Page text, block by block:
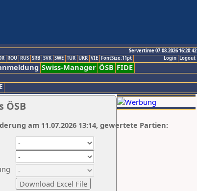
Servertime 07.08.2026 16:20:42
Logout
Login
ROU RUS SRB SVK SWE TUR UKR VIE FontSize:11pt
Swiss-Manager ÖSB FIDE
ÖSB
am 11.07.2026 13:14, gewertete Partien: